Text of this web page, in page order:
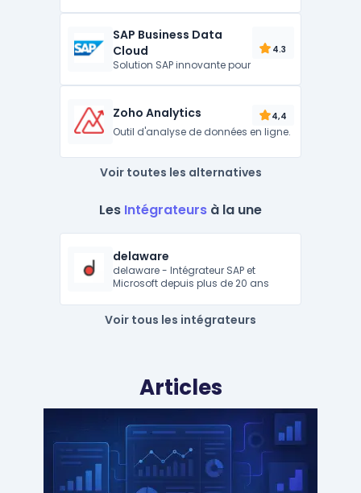
SAP Business Data
Cloud
4.3
Solution SAP innovante pour
Zoho Analytics 4,4
Outil d'analyse de données en ligne.
Voir toutes les alternatives
Les Intégrateurs à la une
delaware
delaware - Intégrateur SAP et
Microsoft depuis plus de 20 ans
Voir tous les intégrateurs
Articles